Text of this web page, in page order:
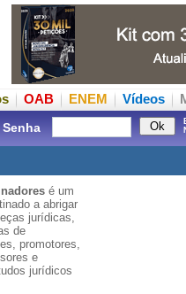
OAB ENEM Vídeos
Senha
é um
a abrigar
jurídicas,
de
promotores,
e
jurídicos